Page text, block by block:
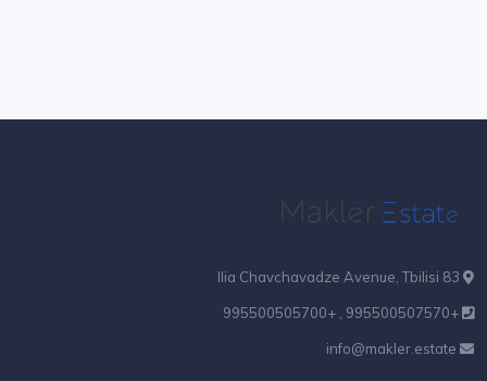
+995500507570 , +995500505700
info@makler.estate